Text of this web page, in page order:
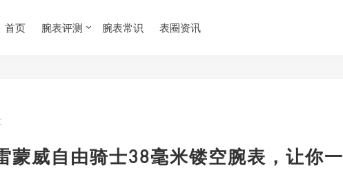
首页 腕表评测 腕表常识 表圈资讯
蒙威自由骑士38毫米镂空腕表，让你一